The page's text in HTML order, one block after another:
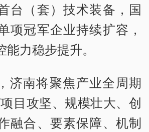
台（套）技术装备，国
项冠军企业持续扩容，
力稳步提升。
济南将聚焦产业全周期
目攻坚、规模壮大、创
融合、要素保障、机制